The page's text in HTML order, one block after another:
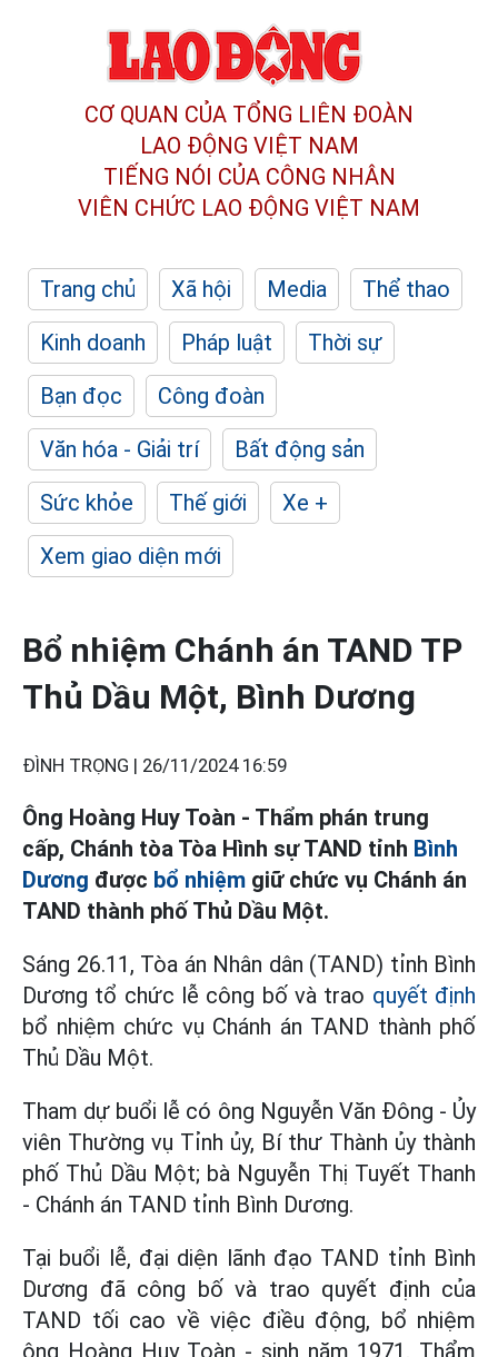
CƠ QUAN CỦA TỔNG LIÊN ĐOÀN
LAO ĐỘNG VIỆT NAM
TIẾNG NÓI CỦA CÔNG NHÂN
VIÊN CHỨC LAO ĐỘNG VIỆT NAM
Trang chủ Xã hội Media
Thể thao
Kinh doanh
Pháp luật
Thời sự
Bạn đọc
Công đoàn
Văn hóa - Giải trí
Bất động sản
Sức khỏe
Thế giới
Xe +
Xem giao diện mới
Bổ nhiệm Chánh án TAND TP
Thủ Dầu Một, Bình Dương
ĐÌNH TRỌNG | 26/11/2024 16:59
Ông Hoàng Huy Toàn - Thẩm phán trung
cấp, Chánh tòa Tòa Hình sự TAND tỉnh Bình
Dương được bổ nhiệm giữ chức vụ Chánh án
TAND thành phố Thủ Dầu Một.
Sáng 26.11, Tòa án Nhân dân (TAND) tỉnh Bình
Dương tổ chức lễ công bố và trao quyết định
bổ nhiệm chức vụ Chánh án TAND thành phố
Thủ Dầu Một.
Tham dự buổi lễ có ông Nguyễn Văn Đông - Ủy
viên Thường vụ Tỉnh ủy, Bí thư Thành ủy thành
phố Thủ Dầu Một; bà Nguyễn Thị Tuyết Thanh
- Chánh án TAND tỉnh Bình Dương.
Tại buổi lễ, đại diện lãnh đạo TAND tỉnh Bình
Dương đã công bố và trao quyết định của
TAND tối cao về việc điều động, bổ nhiệm
ông Hoàng Huy Toàn - sinh năm 1971, Thẩm